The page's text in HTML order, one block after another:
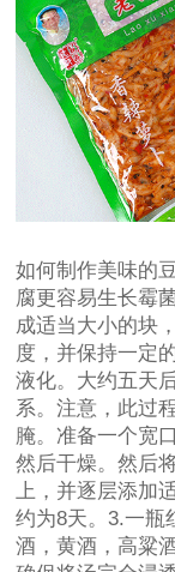
如何制作美味的
腐更容易生长霉
成适当大小的块
度，并保持一定
液化。大约五天
系。注意，此过
腌。准备一个宽
然后干燥。然后
上，并逐层添加
约为8天。3.一瓶
酒，黄酒，高粱